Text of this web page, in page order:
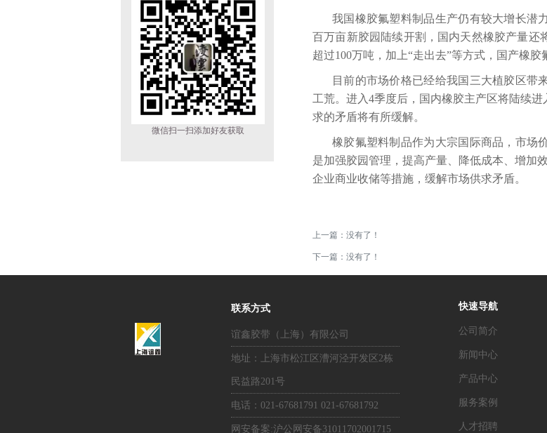
微信扫一扫添加好友获取
我国 橡胶氟塑料制品生产仍有较大增长潜
百万亩新胶园陆续开割，国内天然橡胶产量还
超过100万吨，加上“走出去”等方式，国产橡胶
目前的市场价格已经给我国三大植胶区带
工荒。进入4季度后，国内橡胶主产区将陆续
求的矛盾将有所缓解。
橡胶氟塑料制品作为大宗国际商品，市场
是加强胶园管理，提高产量、降低成本、增加
企业商业收储等措施，缓解市场供求矛盾。
上一篇：没有了！
下一篇：没有了！
联系方式
谊鑫胶带（上海）有限公司
地址：上海市松江区漕河泾开发区2栋
民益路201号
电话：021-67681791 021-67681792
网安备案:沪公网安备31011702001715
快速导航
公司简介
新闻中心
产品中心
服务案例
人才招聘